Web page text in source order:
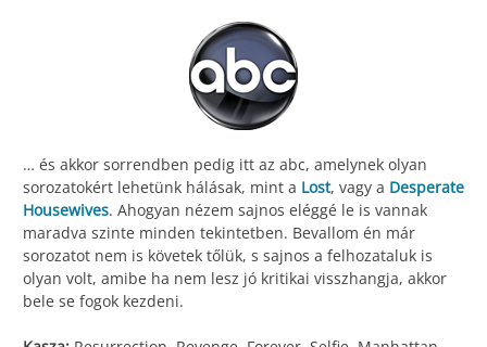
… és akkor sorrendben pedig itt az abc, amelynek olyan
sorozatokért lehetünk hálásak, mint a Lost, vagy a Desperate
Housewives. Ahogyan nézem sajnos eléggé le is vannak
maradva szinte minden tekintetben. Bevallom én már
sorozatot nem is követek tőlük, s sajnos a felhozataluk is
olyan volt, amibe ha nem lesz jó kritikai visszhangja, akkor
bele se fogok kezdeni.